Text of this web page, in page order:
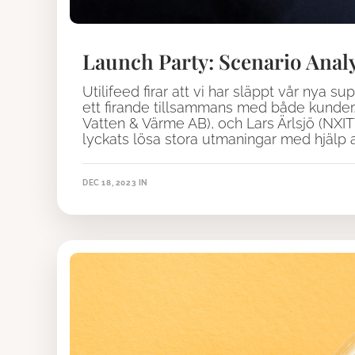
Launch Party: Scenario
Utilifeed firar att vi har släppt vår nya
ett firande tillsammans med både
Vatten & Värme AB), och Lars Ärlsjö
lyckats lösa stora utmaningar med
DEC 18, 2023 IN